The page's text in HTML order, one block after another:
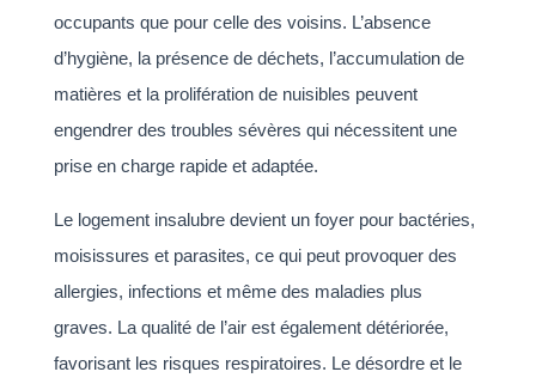
occupants que pour celle des voisins. L’absence
d’hygiène, la présence de déchets, l’accumulation de
matières et la prolifération de nuisibles peuvent
engendrer des troubles sévères qui nécessitent une
prise en charge rapide et adaptée.
Le logement insalubre devient un foyer pour bactéries,
moisissures et parasites, ce qui peut provoquer des
allergies, infections et même des maladies plus
graves. La qualité de l’air est également détériorée,
favorisant les risques respiratoires. Le désordre et le